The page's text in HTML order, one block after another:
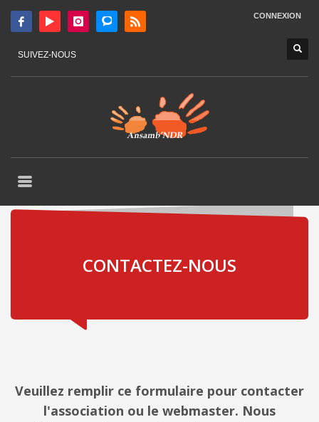
SUIVEZ-NOUS
CONNEXION
CONTACTEZ-NOUS
Veuillez remplir ce formulaire pour contacter
l'association ou le webmaster. Nous